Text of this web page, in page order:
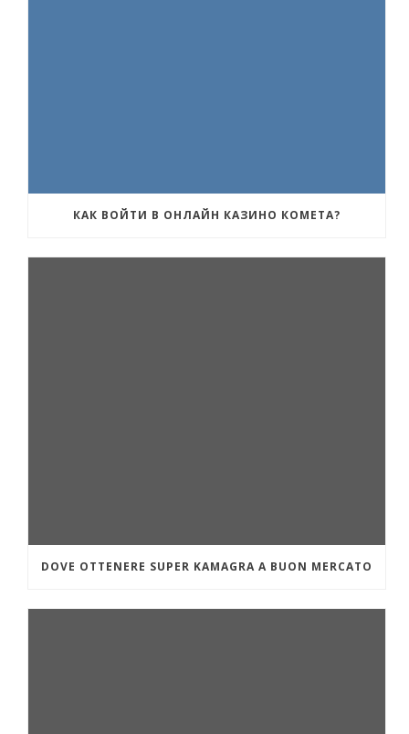
КАК ВОЙТИ В ОНЛАЙН КАЗИНО КОМЕТА?
DOVE OTTENERE SUPER KAMAGRA A BUON MERCATO